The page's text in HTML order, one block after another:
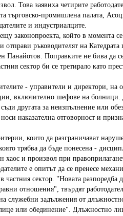
Това заявиха четирите
търговско-промишлена палата,
и индустриалците.
законопроекта, който в момента
отправи ръководителят на
Панайотов. Поправките не бива да
сектор би се третирало като
- управители и директори,
включително шефове на
другата за неизпълнение или
наказателна отговорност и
които да разграничават
трябва да бъде понесена -
хаос и произвол при
е опитът да се пренесе
частния сектор. "Новата разпоредба
отношения", твърдят
служебни задължения от
или обединение". Длъжностно